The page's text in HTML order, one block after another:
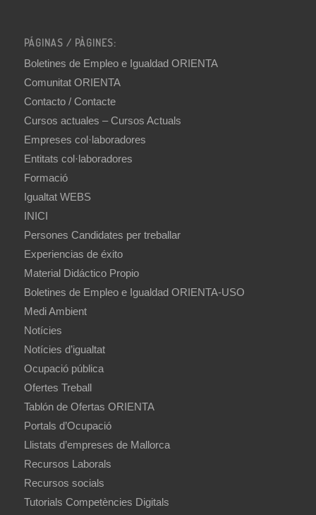
PÁGINAS / PÀGINES:
Boletines de Empleo e Igualdad ORIENTA
Comunitat ORIENTA
Contacto / Contacte
Cursos actuales – Cursos Actuals
Empreses col·laboradores
Entitats col·laboradores
Formació
Igualtat WEBS
INICI
Persones Candidates per treballar
Experiencias de éxito
Material Didáctico Propio
Boletines de Empleo e Igualdad ORIENTA-USO
Medi Ambient
Notícies
Notícies d’igualtat
Ocupació pública
Ofertes Treball
Tablón de Ofertas ORIENTA
Portals d’Ocupació
Llistats d’empreses de Mallorca
Recursos Laborals
Recursos socials
Tutorials Competències Digitals